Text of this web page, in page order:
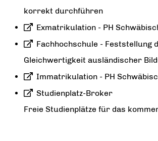
korrekt durchführen
Exmatrikulation - PH
Fachhochschule - Feststellung
Gleichwertigkeit ausländischer
Immatrikulation - PH
Studienplatz-Broker
Freie Studienplätze für das